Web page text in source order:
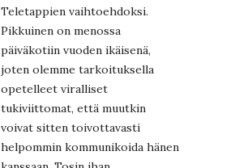
Teletappien vaihtoehdoksi.
Pikkuinen on menossa
päiväkotiin vuoden ikäisenä,
joten olemme tarkoituksella
opetelleet viralliset
tukiviittomat, että muutkin
voivat sitten toivottavasti
helpommin kommunikoida hänen